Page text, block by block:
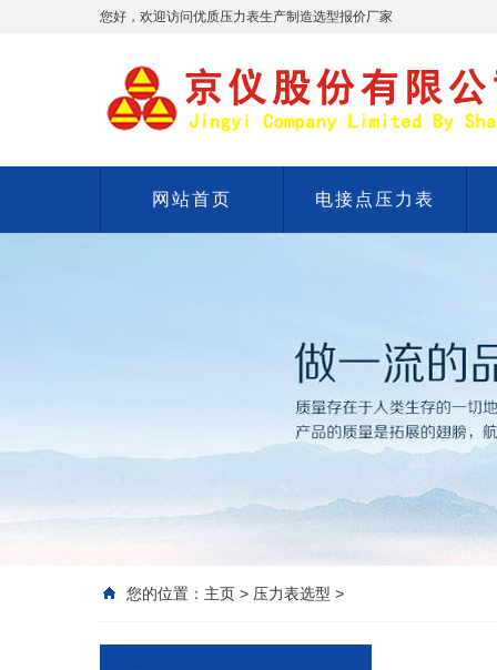
您好，欢迎访问优质压力表生产制造选型报价厂家
网站首页 电接点压力表
您的位置： 主页 > 压力表选型 >